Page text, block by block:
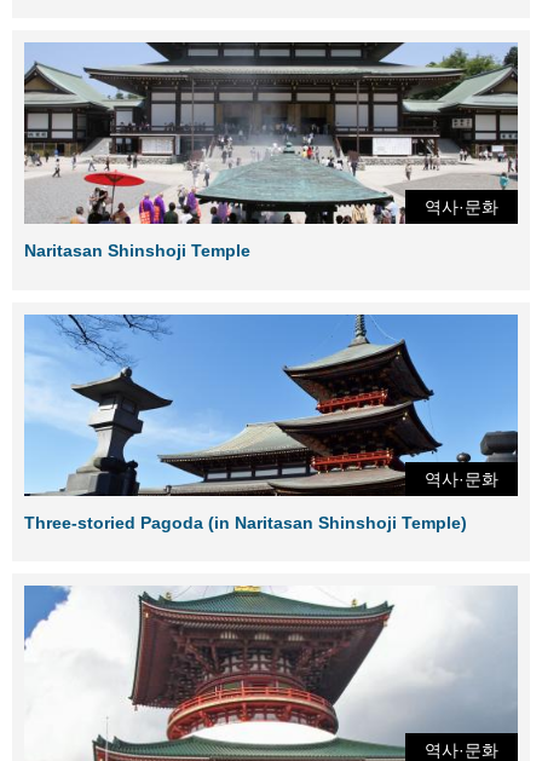
역사·문화
Naritasan Shinshoji Temple
역사·문화
Three-storied Pagoda (in Naritasan Shinshoji Temple)
역사·문화